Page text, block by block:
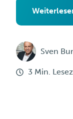
Sven
3 Min.